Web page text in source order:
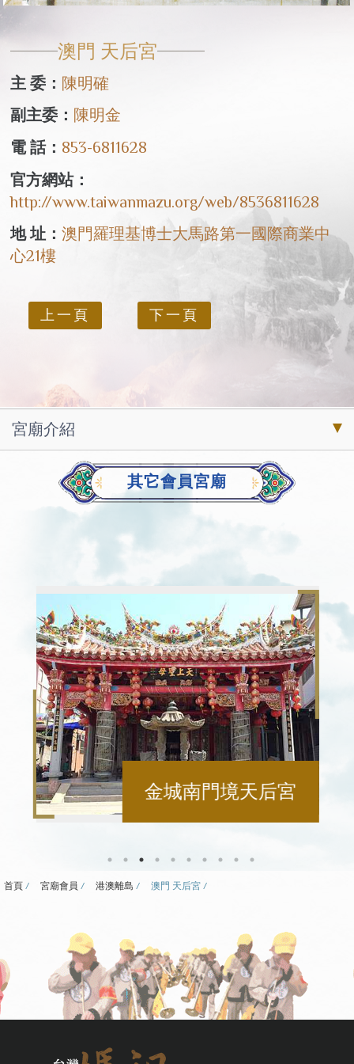
澳門 天后宮
主 委： 陳明確
副主委： 陳明金
電 話： 853-6811628
官方網站：
http://www.taiwanmazu.org/web/8536811628
地 址：澳門羅理基博士大馬路第一國際商業中
心21樓
上一頁 下一頁
宮廟介紹
其它會員宮廟
金城南門境天后宮
首頁 宮廟會員 港澳離島 澳門 天后宮